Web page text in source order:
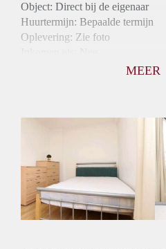
Object: Direct bij de eigenaar
Huurtermijn: Bepaalde termijn
Oplevering: Zie foto
Huisgenoten: Ja
Geslacht huisgenoten: Gemengd
MEER